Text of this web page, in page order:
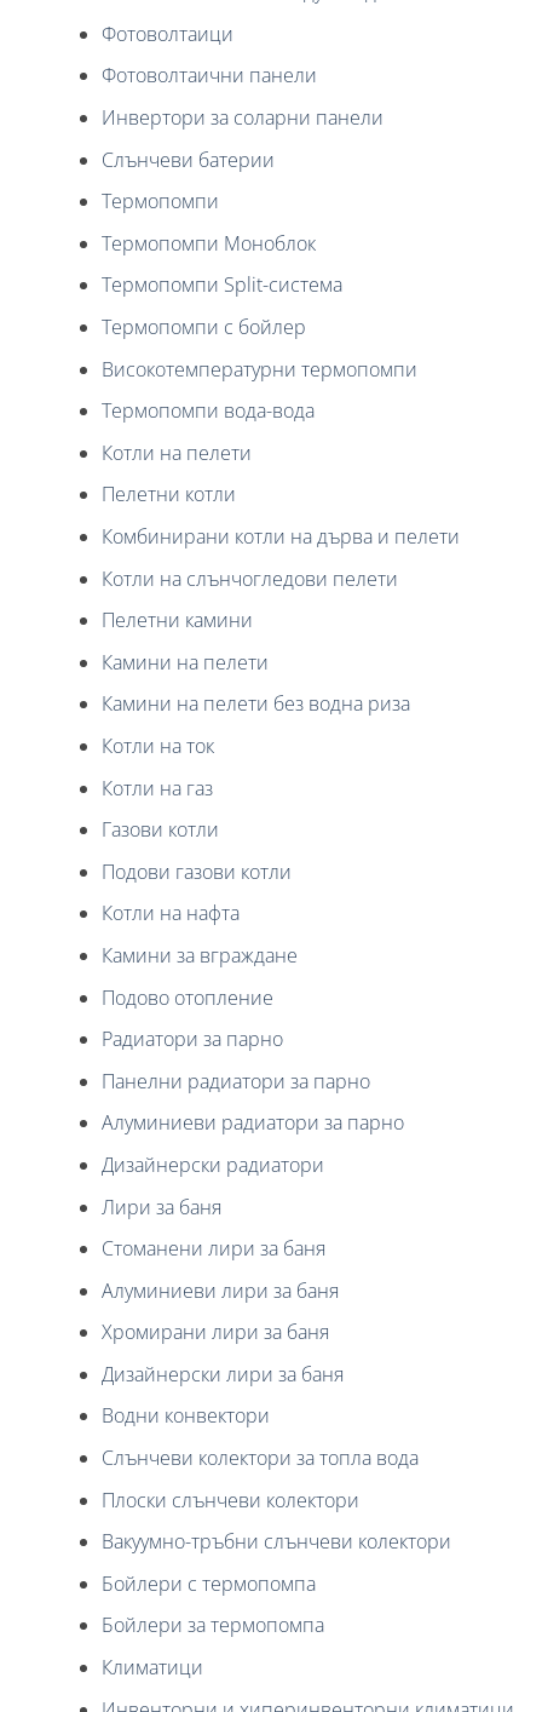
Фотоволтаици
Фотоволтаични панели
Инвертори за соларни панели
Слънчеви батерии
Термопомпи
Термопомпи Моноблок
Термопомпи Split-система
Термопомпи с бойлер
Високотемпературни термопомпи
Термопомпи вода-вода
Котли на пелети
Пелетни котли
Комбинирани котли на дърва и пелети
Котли на слънчогледови пелети
Пелетни камини
Камини на пелети
Камини на пелети без водна риза
Котли на ток
Котли на газ
Газови котли
Подови газови котли
Котли на нафта
Камини за вграждане
Подово отопление
Радиатори за парно
Панелни радиатори за парно
Алуминиеви радиатори за парно
Дизайнерски радиатори
Лири за баня
Стоманени лири за баня
Алуминиеви лири за баня
Хромирани лири за баня
Дизайнерски лири за баня
Водни конвектори
Слънчеви колектори за топла вода
Плоски слънчеви колектори
Вакуумно-тръбни слънчеви колектори
Бойлери с термопомпа
Бойлери за термопомпа
Климатици